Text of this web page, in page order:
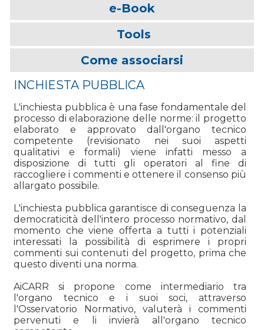
e-Book
Tools
Come associarsi
INCHIESTA PUBBLICA
L'inchiesta pubblica è una fase fondamentale del
processo di elaborazione delle norme: il progetto
elaborato e approvato dall'organo tecnico
competente (revisionato nei suoi aspetti
qualitativi e formali) viene infatti messo a
disposizione di tutti gli operatori al fine di
raccogliere i commenti e ottenere il consenso più
allargato possibile.
L'inchiesta pubblica garantisce di conseguenza la
democraticità dell'intero processo normativo, dal
momento che viene offerta a tutti i potenziali
interessati la possibilità di esprimere i propri
commenti sui contenuti del progetto, prima che
questo diventi una norma.
AiCARR si propone come intermediario tra
l'organo tecnico e i suoi soci, attraverso
l'Osservatorio Normativo, valuterà i commenti
pervenuti e li invierà all'organo tecnico